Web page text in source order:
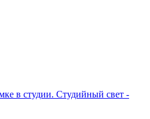
в студии. Студийный свет -